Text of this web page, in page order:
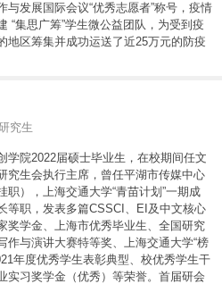
与发展国际会议“优秀志愿者”称号，疫情
“集思广筹”学生微公益团队，为受到疫
地区筹集并成功运送了近25万元的防疫
究生
学院2022届硕士毕业生，在校期间任文
究生会执行主席，曾任平湖市传媒中心
职），上海交通大学“青苗计划”一期成
等职，发表多篇CSSCI、EI及中文核心
奖学金、上海市优秀毕业生、全国研究
作与演讲大赛特等奖、上海交通大学“榜
年度优秀学生表彰典型、校优秀学生干
实习奖学金（优秀）等荣誉。首届研会